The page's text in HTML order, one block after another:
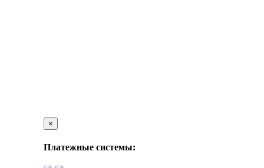
×
Платежные системы: